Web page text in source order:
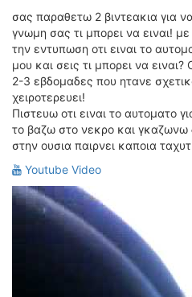
σας παραθετω 2 βιντεακια για
γνωμη σας τι μπορει να ειναι!
την εντυπωση οτι ειναι το
μου και σεις τι μπορει να
2-3 εβδομαδες που ητανε
χειροτερευει!
Πιστευω οτι ειναι το αυτοματο
το βαζω στο νεκρο και γκαζωνω
στην ουσια παιρνει καποια
Youtube Video
VIDEO
4TTV
ΝΕΑ ΜΟΝΤΕΛΑ
ΑΓΩΝΕΣ
CANDID CAMERA
ΛΕΞΙΚΟ
ΠΕΡΙΒΑΛΛΟΝ
ΔΟΚΙΜΕΣ – ΠΑΡΟΥΣΙΑΣΕΙΣ